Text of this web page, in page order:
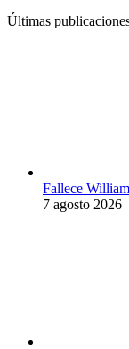
Últimas
Fallece
7 agosto 2026